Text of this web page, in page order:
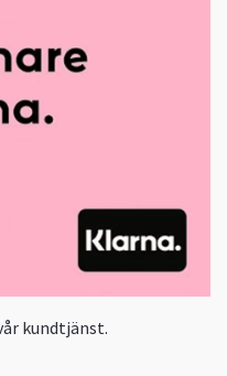
kundtjänst.